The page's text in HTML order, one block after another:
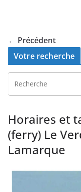
← Précédent
Votre recherche
Horaires et
(ferry) Le
Lamarque